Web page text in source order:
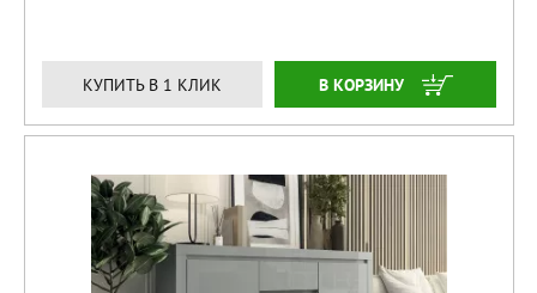
КУПИТЬ В 1 КЛИК ЗАКАЗАТЬ